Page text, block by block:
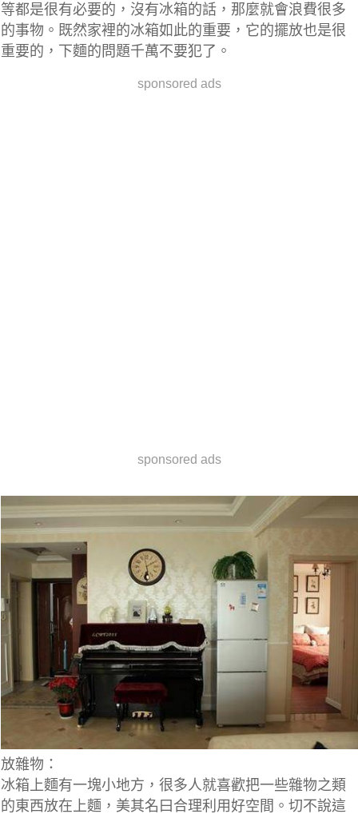
等都是很有必要的，沒有冰箱的話，那麼就會浪費很多
的事物。既然家裡的冰箱如此的重要，它的擺放也是很
重要的，下麵的問題千萬不要犯了。
sponsored ads
sponsored ads
放雜物：
冰箱上麵有一塊小地方，很多人就喜歡把一些雜物之類
的東西放在上麵，美其名曰合理利用好空間。切不說這